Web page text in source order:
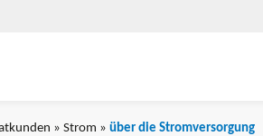
» Strom » über die Stromversorgung